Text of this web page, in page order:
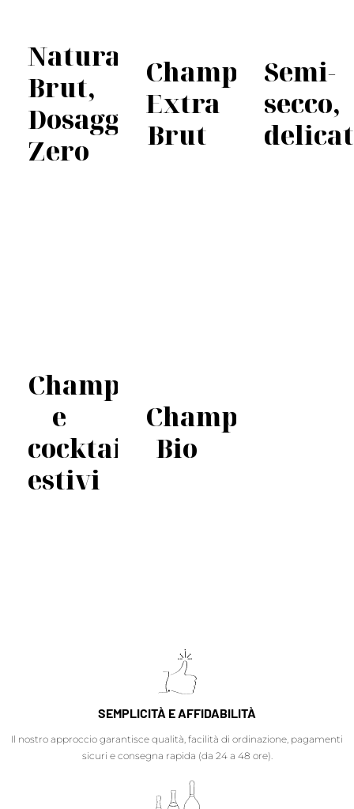
Natura
Brut,
Dosaggio
Zero
Champagne
Extra
Brut
Semi-
secco,
Champagne
e
cocktail
estivi
Champagne
Bio
SEMPLICITÀ E AFFIDABILITÀ
Il nostro approccio garantisce qualità, facilità di ordinazione, pagamenti
sicuri e consegna rapida (da 24 a 48 ore).